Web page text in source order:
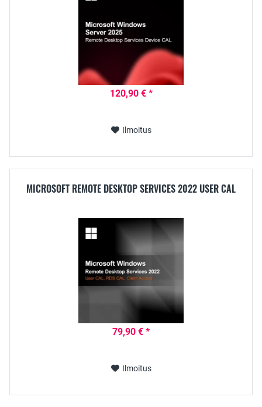
120,90 € *
Ilmoitus
MICROSOFT REMOTE DESKTOP SERVICES 2022 USER CAL
79,90 € *
Ilmoitus